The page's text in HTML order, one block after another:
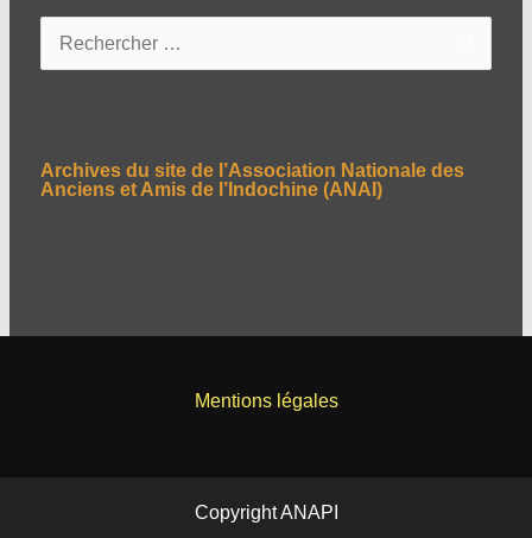
rArchives du site de l’Association Nationale des
Anciens et Amis de l’Indochine (ANAI)
Mentions légales
Copyright ANAPI